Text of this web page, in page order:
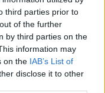
third parties prior to
of the further
by third parties on the
information may
on the IAB’s List of
disclose it to other
a
a feladatokat és az
is. És persze
miért nem beszél
Nyelvtanulás 2022
rendeljétek meg itt